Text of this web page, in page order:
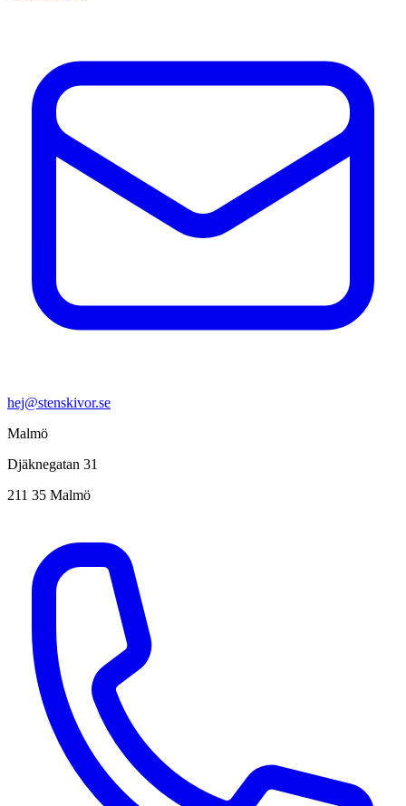
hej@stenskivor.se
Malmö
Djäknegatan 31
211 35 Malmö